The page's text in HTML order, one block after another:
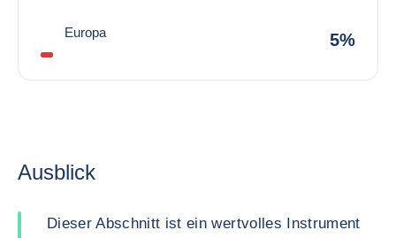
Europa 5%
Ausblick
Dieser Abschnitt ist ein wertvolles Instrument